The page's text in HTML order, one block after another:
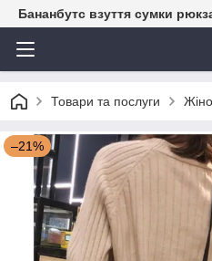
Бананбутс взуття сумки
Товари та послуги
–21%